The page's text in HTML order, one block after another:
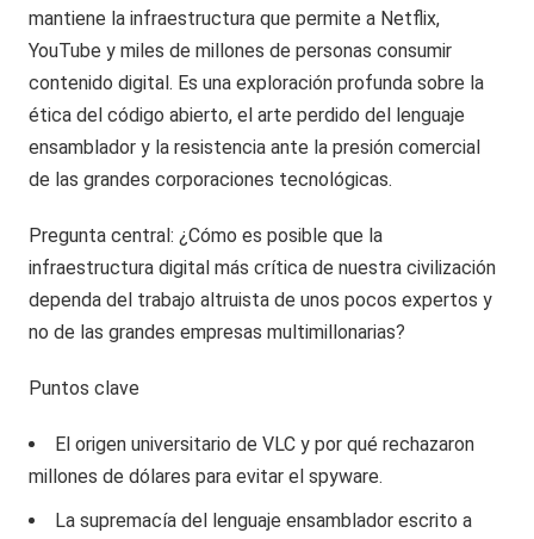
mantiene la infraestructura que permite a Netflix,
YouTube y miles de millones de personas consumir
contenido digital. Es una exploración profunda sobre la
ética del código abierto, el arte perdido del lenguaje
ensamblador y la resistencia ante la presión comercial
de las grandes corporaciones tecnológicas.
Pregunta central: ¿Cómo es posible que la
infraestructura digital más crítica de nuestra civilización
dependa del trabajo altruista de unos pocos expertos y
no de las grandes empresas multimillonarias?
Puntos clave
El origen universitario de VLC y por qué rechazaron
millones de dólares para evitar el spyware.
La supremacía del lenguaje ensamblador escrito a